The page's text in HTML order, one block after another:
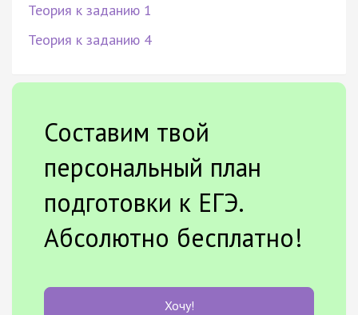
Теория к заданию 1
Теория к заданию 4
Составим твой
персональный план
подготовки к ЕГЭ.
Абсолютно бесплатно!
Хочу!